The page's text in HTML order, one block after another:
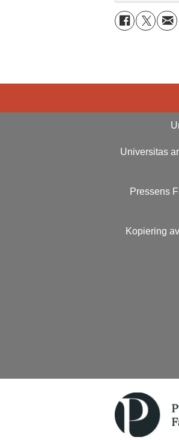
Universitas
Pressens
Kopiering